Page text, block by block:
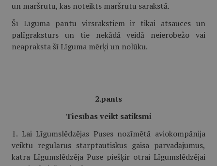
un maršrutu, kas noteikts maršrutu sarakstā.
Šī Līguma pantu virsrakstiem ir tikai atsauces un
palīgraksturs un tie nekādā veidā neierobežo vai
neapraksta šī Līguma mērķi un nolūku.
2.pants
Tiesības veikt satiksmi
1. Lai Līgumslēdzējas Puses nozīmētā aviokompānija
veiktu regulārus starptautiskus gaisa pārvadājumus,
katra Līgumslēdzēja Puse piešķir otrai Līgumslēdzējai